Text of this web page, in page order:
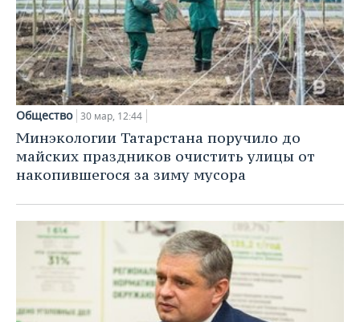
Общество 30 мар, 12:44
Минэкологии Татарстана поручило до
майских праздников очистить улицы от
накопившегося за зиму мусора